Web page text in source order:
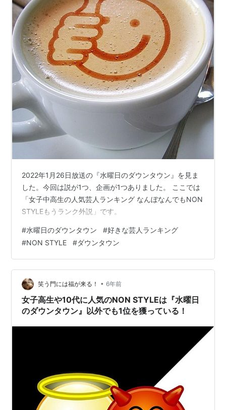
2022年1月26日放送の『水曜日のダウンタウン』を見ま
した。今回は説が1つ、企画が1つありました。 ここでは
「女子中高生の人気芸人ランキング なんぼなんでもNON
STYLEもうランク外説」です。
#水曜日のダウンタウン #好きな芸人ランキング
#NON STYLE #ダウンタウン
笑う門には福が来る！ • 6年前
女子高生や10代に人気のNON STYLEは『水曜日
のダウンタウン』以外でも1位を獲っている！